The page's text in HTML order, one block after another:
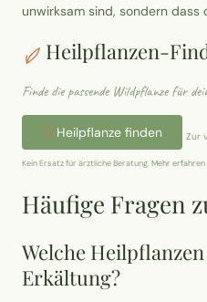
Phänologie-Radar
Vogelstimmen
Gartenplaner
Düngeberater
Challenges
Wusstest du?
unwirksam sind, sondern dass
Heilpflanzen-
Finde die passende Wildpflanze für
Heilpflanze finden Zur
Kein Ersatz für ärztliche Beratung.Mehr erfahren
Häufige Fragen
Welche
Erkältung?